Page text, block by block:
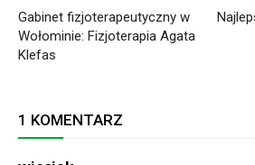
Gabinet fizjoterapeutyczny w
Wołominie: Fizjoterapia Agata
Klefas
1 KOMENTARZ